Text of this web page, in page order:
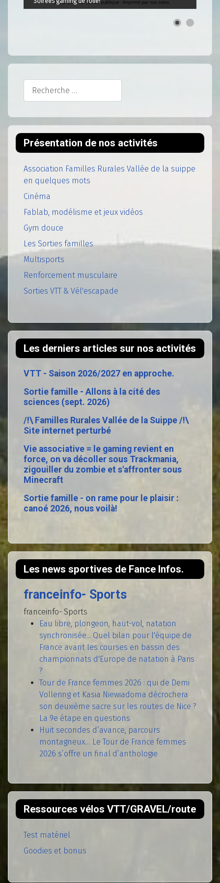
Rechercher
Présentation de nos activités
Association Familles Rurales Vallée de la suippe
en quelques mots
Cinéma
Fablab, modélisme et jeux vidéos
Gym douce
Les Sorties familles
Multisports
Renforcement musculaire
Sorties VTT & Vél'escapade
Les derniers articles sur nos activités
VTT - Saison 2026/2027 en approche.
Sortie famille - Allons à la cité des
sciences (sept. 2026)
/!\ Familles Rurales Vallée de la Suippe /!\
Site internet perturbé
Vie associative = le gaming revient en
force, on va décoller sous Trackmania,
zigouiller du zombie et s'affronter sous
Minecraft
Sortie famille - on rame pour le plaisir :
canoé 2026, nous voilà!
Les news sportives de Fance Infos.
franceinfo- Sports
franceinfo- Sports
Eau libre, plongeon, haut-vol, natation
synchronisée... Quel bilan pour l'équipe de
France avant les courses en bassin des
championnats d'Europe de natation à Paris
?
Tour de France femmes 2026 : qui de Demi
Vollering et Kasia Niewiadoma décrochera
son deuxième sacre sur les routes de Nice ?
La 9e étape en questions
Huit secondes d’avance, parcours
montagneux… Le Tour de France femmes
2026 s’offre un final d’anthologie
Ressources vélos VTT/GRAVEL/route
Test matériel
Goodies et bonus